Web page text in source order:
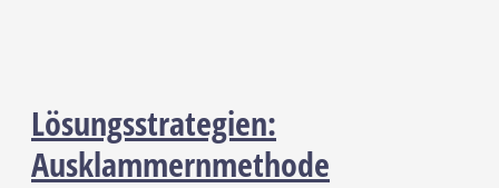
Lösungsstrategien:
Ausklammernmethode